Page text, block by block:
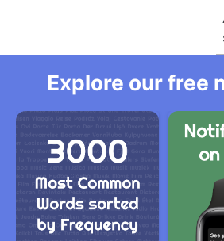
Explore our free